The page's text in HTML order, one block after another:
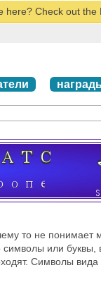
here? Check out the
то не понимает
или буквы,
Символы вида